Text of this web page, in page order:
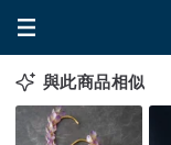
與此商品相似